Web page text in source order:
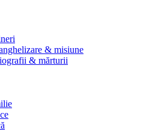
& misiune
& mărturii